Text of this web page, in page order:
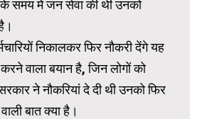
के समय में जन सेवा की थी उनको
निकालकर फिर नौकरी देंगे यह
करने वाला बयान है, जिन लोगों को
ने नौकरियां दे दी थी उनको फिर
बात क्या है।